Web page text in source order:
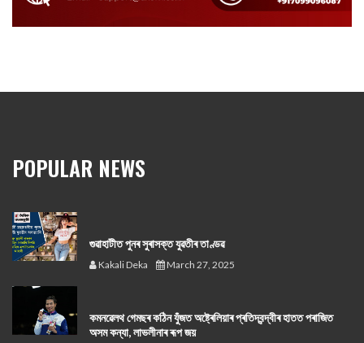
POPULAR NEWS
গুৱাহাটীত পুনৰ সুৰাসক্ত যুৱতীৰ তাণ্ডৱ
Kakali Deka March 27, 2025
কমনৱেলথ গেমছৰ কঠিন যুঁজত অষ্ট্ৰেলিয়াৰ প্ৰতিদ্বন্দ্বীৰ হাতত পৰাজিত
অসম কন্যা, লাভলীনাৰ ৰূপ জয়